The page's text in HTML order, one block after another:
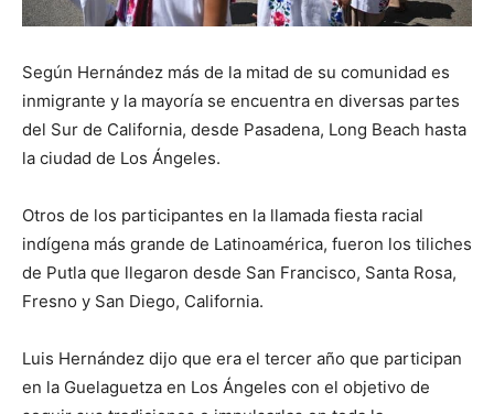
Según Hernández más de la mitad de su comunidad es
inmigrante y la mayoría se encuentra en diversas partes
del Sur de California, desde Pasadena, Long Beach hasta
la ciudad de Los Ángeles.
Otros de los participantes en la llamada fiesta racial
indígena más grande de Latinoamérica, fueron los tiliches
de Putla que llegaron desde San Francisco, Santa Rosa,
Fresno y San Diego, California.
Luis Hernández dijo que era el tercer año que participan
en la Guelaguetza en Los Ángeles con el objetivo de